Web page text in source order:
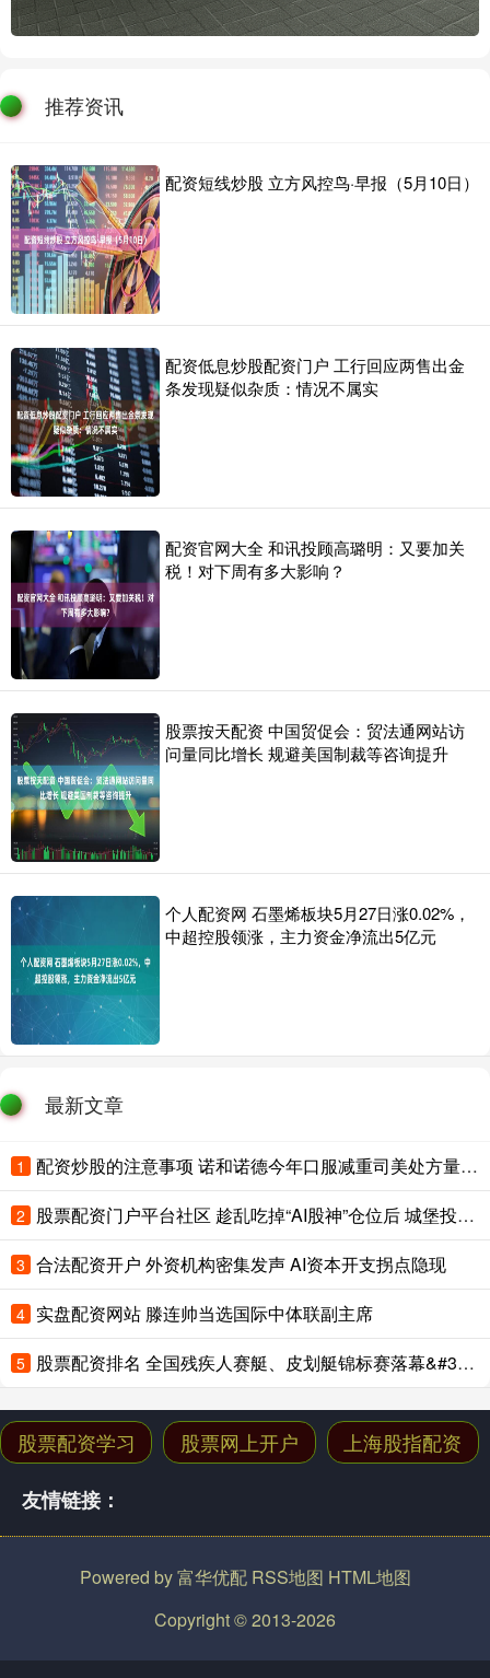
推荐资讯
配资短线炒股 立方风控鸟·早报（5月10日）
配资低息炒股配资门户 工行回应两售出金
条发现疑似杂质：情况不属实
配资官网大全 和讯投顾高璐明：又要加关
税！对下周有多大影响？
股票按天配资 中国贸促会：贸法通网站访
问量同比增长 规避美国制裁等咨询提升
个人配资网 石墨烯板块5月27日涨0.02%，
中超控股领涨，主力资金净流出5亿元
最新文章
1 配资炒股的注意事项 诺和诺德今年口服减重司美处方量超500万张 上调全年业绩指引
2 股票配资门户平台社区 趁乱吃掉“AI股神”仓位后 城堡投资7月收益率创多年来最佳
3 合法配资开户 外资机构密集发声 AI资本开支拐点隐现
4 实盘配资网站 滕连帅当选国际中体联副主席
5 股票配资排名 全国残疾人赛艇、皮划艇锦标赛落幕&#32;云南队斩获9金1银1铜
股票配资学习 股票网上开户 上海股指配资
友情链接：
Powered by富华优配 RSS地图 HTML地图
Copyright© 2013-2026